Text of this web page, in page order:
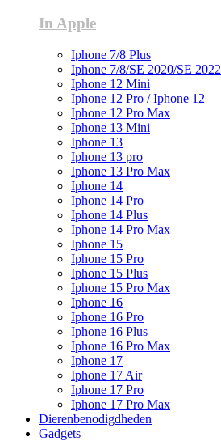
In Apple
Iphone 7/8 Plus
Iphone 7/8/SE 2020/SE 2022
Iphone 12 Mini
Iphone 12 Pro / Iphone 12
Iphone 12 Pro Max
Iphone 13 Mini
Iphone 13
Iphone 13 pro
Iphone 13 Pro Max
Iphone 14
Iphone 14 Pro
Iphone 14 Plus
Iphone 14 Pro Max
Iphone 15
Iphone 15 Pro
Iphone 15 Plus
Iphone 15 Pro Max
Iphone 16
Iphone 16 Pro
Iphone 16 Plus
Iphone 16 Pro Max
Iphone 17
Iphone 17 Air
Iphone 17 Pro
Iphone 17 Pro Max
Dierenbenodigdheden
Gadgets